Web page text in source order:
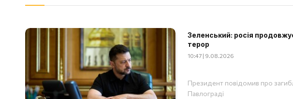
Зеленський: росія
терор
10:47 | 9.08.2026
Президент повідомив про
Павлограді